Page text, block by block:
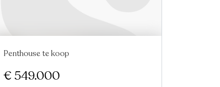
Nieuw
Penthouse te koop
€ 549.000